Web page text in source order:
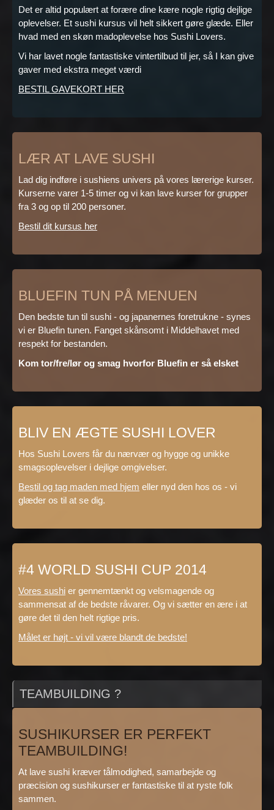
Det er altid populært at forære dine kære nogle rigtig dejlige
oplevelser. Et sushi kursus vil helt sikkert gøre glæde. Eller
hvad med en skøn madoplevelse hos Sushi Lovers.
Vi har lavet nogle fantastiske vintertilbud til jer, så I kan give
gaver med ekstra meget værdi
BESTIL GAVEKORT HER
LÆR AT LAVE SUSHI
Lad dig indføre i sushiens univers på vores lærerige kurser.
Kurserne varer 1-5 timer og vi kan lave kurser for grupper
fra 3 og op til 200 personer.
Bestil dit kursus her
BLUEFIN TUN PÅ MENUEN
Den bedste tun til sushi - og japanernes foretrukne - synes
vi er Bluefin tunen. Fanget skånsomt i Middelhavet med
respekt for bestanden.
Kom tor/fre/lør og smag hvorfor Bluefin er så elsket
BLIV EN ÆGTE SUSHI LOVER
Hos Sushi Lovers får du nærvær og hygge og unikke
smagsoplevelser i dejlige omgivelser.
Bestil og tag maden med hjem eller nyd den hos os - vi
glæder os til at se dig.
#4 WORLD SUSHI CUP 2014
Vores sushi er gennemtænkt og velsmagende og
sammensat af de bedste råvarer. Og vi sætter en ære i at
gøre det til den helt rigtige pris.
Målet er højt - vi vil være blandt de bedste!
TEAMBUILDING ?
SUSHIKURSER ER PERFEKT
TEAMBUILDING!
At lave sushi kræver tålmodighed, samarbejde og
præcision og sushikurser er fantastiske til at ryste folk
sammen.